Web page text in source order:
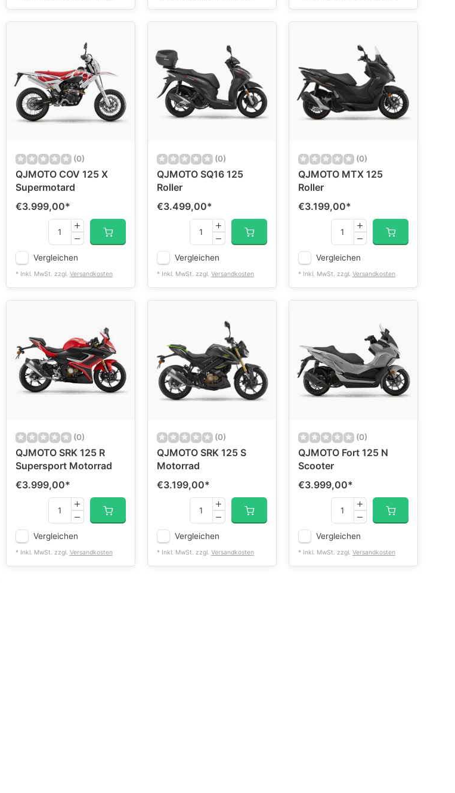
(0)
QJMOTO COV 125 X
Supermotard
€3.999,00*
Vergleichen
* Inkl. MwSt. zzgl. Versandkosten
(0)
QJMOTO SQ16 125
Roller
€3.499,00*
Vergleichen
* Inkl. MwSt. zzgl. Versandkosten
(0)
QJMOTO MTX 125
Roller
€3.199,00*
Vergleichen
* Inkl. MwSt. zzgl. Versandkosten
(0)
QJMOTO SRK 125 R
Supersport Motorrad
€3.999,00*
Vergleichen
* Inkl. MwSt. zzgl. Versandkosten
(0)
QJMOTO SRK 125 S
Motorrad
€3.199,00*
Vergleichen
* Inkl. MwSt. zzgl. Versandkosten
(0)
QJMOTO Fort 125 N
Scooter
€3.999,00*
Vergleichen
* Inkl. MwSt. zzgl. Versandkosten